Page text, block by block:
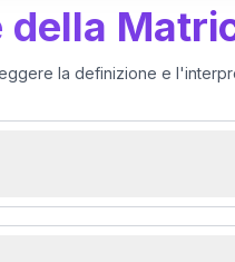
la definizione e